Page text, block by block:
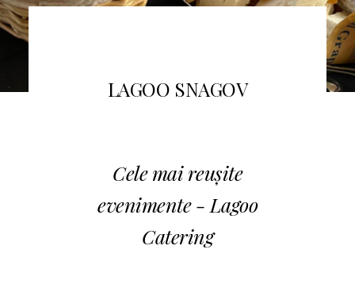
LAGOO SNAGOV
Cele mai reușite
evenimente - Lagoo
Catering